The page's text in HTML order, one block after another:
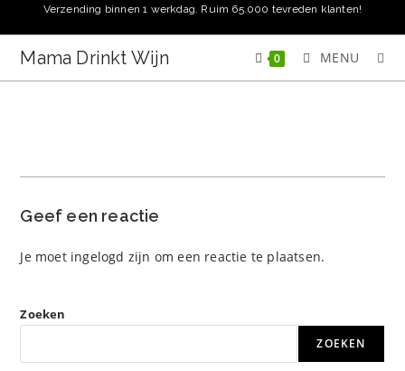
naar
inhoud
Verzending binnen 1 werkdag. Ruim 65.000 tevreden klanten!
Mama Drinkt Wijn 0 MENU
Geef een reactie
Je moet ingelogd zijn om een reactie te plaatsen.
Zoeken
ZOEKEN